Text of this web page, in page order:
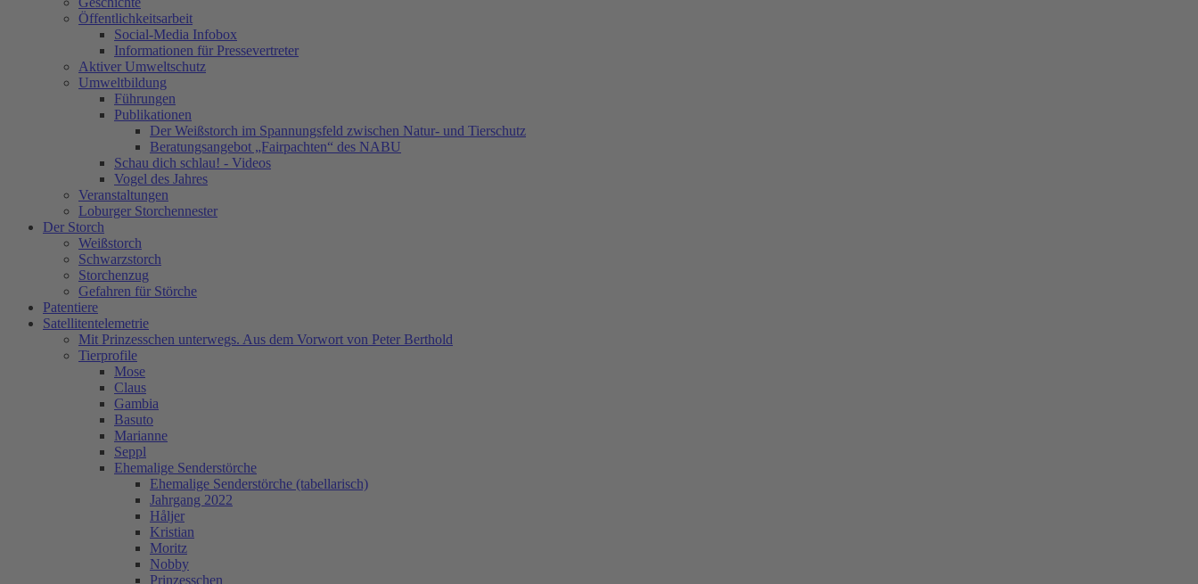
Öffentlichkeitsarbeit
Social-Media Infobox
Informationen für Pressevertreter
Aktiver Umweltschutz
Umweltbildung
Führungen
Publikationen
Der Weißstorch im Spannungsfeld zwischen Natur- und Tierschutz
Beratungsangebot „Fairpachten“ des NABU
Schau dich schlau! - Videos
Vogel des Jahres
Veranstaltungen
Loburger Storchennester
Der Storch
Weißstorch
Schwarzstorch
Storchenzug
Gefahren für Störche
Patentiere
Satellitentelemetrie
Mit Prinzesschen unterwegs. Aus dem Vorwort von Peter Berthold
Tierprofile
Mose
Claus
Gambia
Basuto
Marianne
Seppl
Ehemalige Senderstörche
Ehemalige Senderstörche (tabellarisch)
Jahrgang 2022
Håljer
Kristian
Moritz
Nobby
Prinzesschen